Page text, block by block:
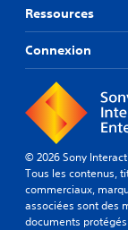
Ressources
Connexion
© 2026 Sony
Tous les contenus,
commerciaux,
associées sont des
documents